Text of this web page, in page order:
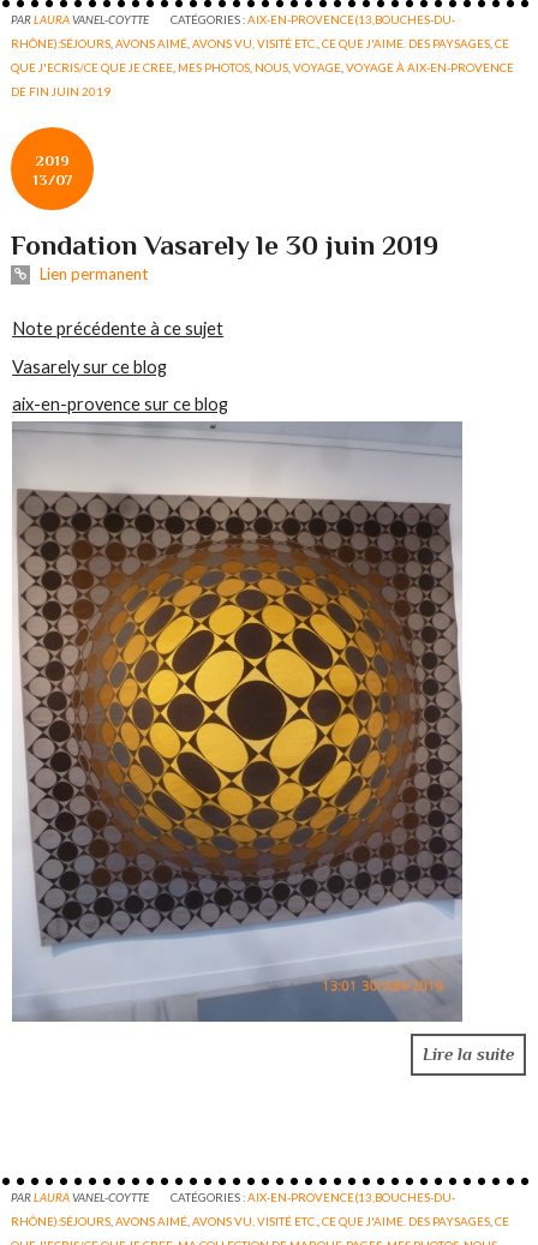
PARLAURAVANEL-COYTTE CATÉGORIES :AIX-EN-PROVENCE(13,BOUCHES-DU-
RHÔNE):SÉJOURS ,AVONS AIMÉ ,AVONS VU, VISITÉ ETC. ,CE QUE J'AIME. DES PAYSAGES ,CE
QUE J'ECRIS/CE QUE JE CREE MES PHOTOS NOUS ,VOYAGE ,VOYAGE À AIX-EN-PROVENCE
DE FIN JUIN 2019
2019
13/07
Fondation Vasarely le 30 juin 2019
Lien permanent
Note précédente à ce sujet
Vasarely sur ce blog
aix-en-provence sur ce blog
Lire la suite
PARLAURAVANEL-COYTTE CATÉGORIES :AIX-EN-PROVENCE(13,BOUCHES-DU-
RHÔNE):SÉJOURS ,AVONS AIMÉ ,AVONS VU, VISITÉ ETC. ,CE QUE J'AIME. DES PAYSAGES ,CE